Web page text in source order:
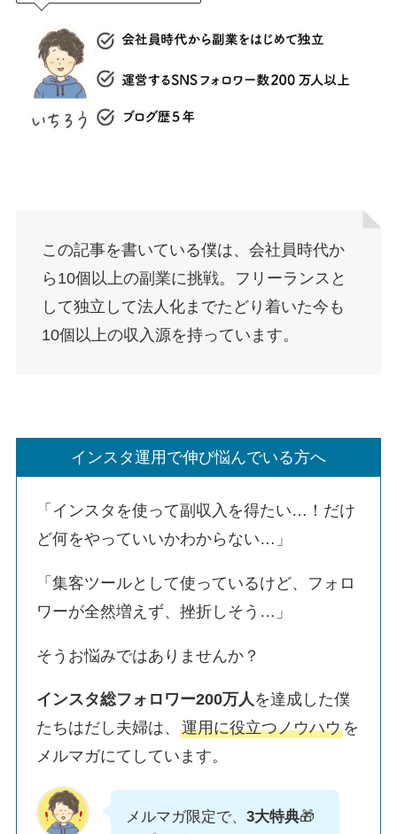
この記事を書いている僕は、会社員時代か
ら10個以上の副業に挑戦。フリーランスと
して独立して法人化までたどり着いた今も
10個以上の収入源を持っています。
インスタ運用で伸び悩んでいる方へ
「インスタを使って副収入を得たい…！だけ
ど何をやっていいかわからない…」
「集客ツールとして使っているけど、フォロ
ワーが全然増えず、挫折しそう…」
そうお悩みではありませんか？
インスタ総フォロワー200万人を達成した僕
たちはだし夫婦は、運用に役立つノウハウを
メルマガにてしています。
メルマガ限定で、3大特典🎁